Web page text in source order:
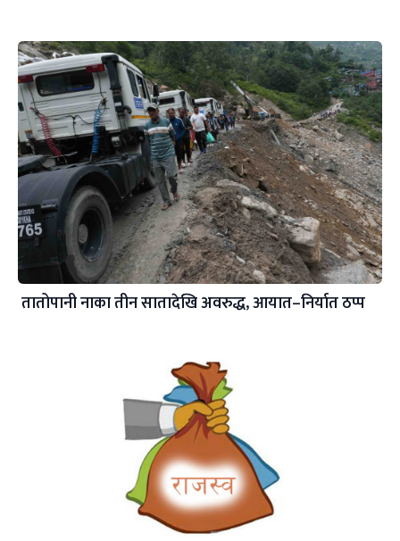
तातोपानी नाका तीन सातादेखि अवरुद्ध, आयात–निर्यात ठप्प